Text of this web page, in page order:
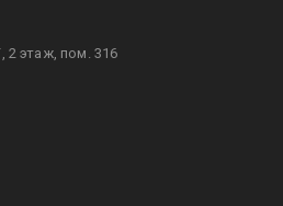
2 этаж, пом. 316